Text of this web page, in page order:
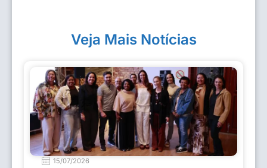
Veja Mais Notícias
15/07/2026